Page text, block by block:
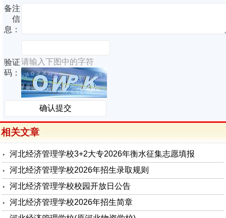
备注
信
息：
验证
码：
请输入下图中的字符
相关文章
河北经济管理学校3+2大专2026年衡水征集志愿填报
河北经济管理学校2026年招生录取规则
河北经济管理学校校园开放日公告
河北经济管理学校2026年招生简章